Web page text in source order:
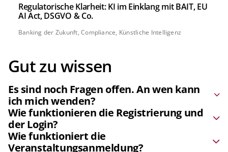
Regulatorische Klarheit: KI im Einklang mit BAIT, EU
AI Act, DSGVO & Co.
Banking der Zukunft, Compliance, Künstliche Intelligenz
Gut zu wissen
Es sind noch Fragen offen. An wen kann
ich mich wenden?
Bei Fragen zu unserem Veranstaltungsangebot stehen
wir Ihnen gerne zur Verfügung. Rufen Sie einfach an
oder schreiben Sie eine E-Mail. Wir freuen uns auf den
Austausch mit Ihnen. Isabel Menrath
Wie funktionieren die Registrierung und
der Login?
Bei derRegistrierung auf Banking.Vision
die Technologie des „Magic Links“. Das heißt, Sie füllen
Wie funktioniert die
Veranstaltungsanmeldung?